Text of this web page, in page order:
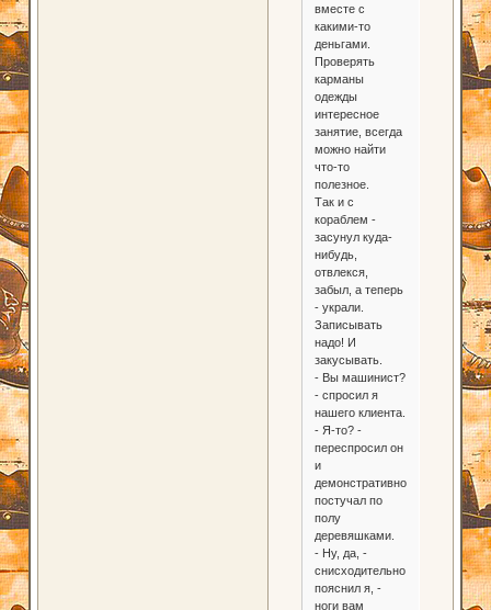
вместе с
какими-то
деньгами.
Проверять
карманы
одежды
интересное
занятие, всегда
можно найти
что-то
полезное.
Так и с
кораблем -
засунул куда-
нибудь,
отвлекся,
забыл, а теперь
- украли.
Записывать
надо! И
закусывать.
- Вы машинист?
- спросил я
нашего клиента.
- Я-то? -
переспросил он
и
демонстративно
постучал по
полу
деревяшками.
- Ну, да, -
снисходительно
пояснил я, -
ноги вам